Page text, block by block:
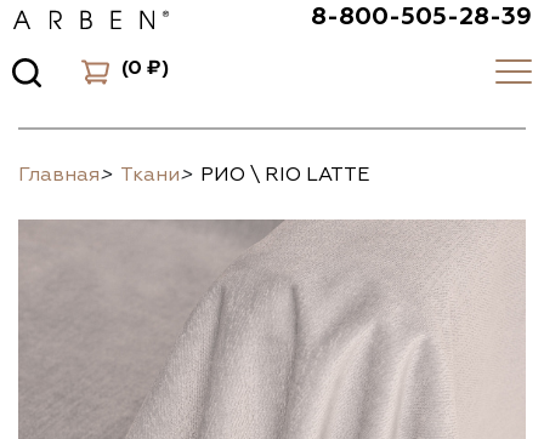
8-800-505-28-39
(0 ₽)
Главная> Ткани> РИО \ RIO LATTE